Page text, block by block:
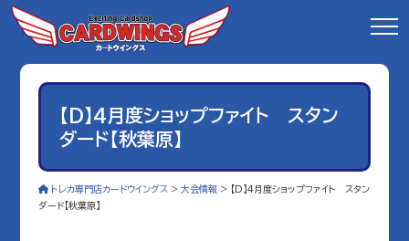
【D】4月度ショップファイト スタン
ダード【秋葉原】
トレカ専門店カードウイングス >大会情報 > 【D】4月度ショップファイト スタン
ダード【秋葉原】